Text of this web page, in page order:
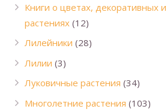
Книги о цветах, декоративных
растениях (12)
Лилейники (28)
Лилии (3)
Луковичные растения (34)
Многолетние растения (103)